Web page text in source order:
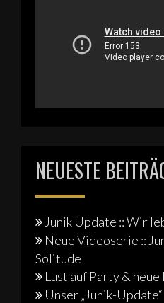
NEUESTE
Junik Update :: Wir
Neue Videoserie ::
Solitude
Lust auf Party & neue
Unser „Junik-